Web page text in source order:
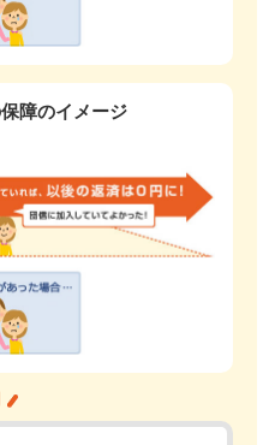
障のイメージ